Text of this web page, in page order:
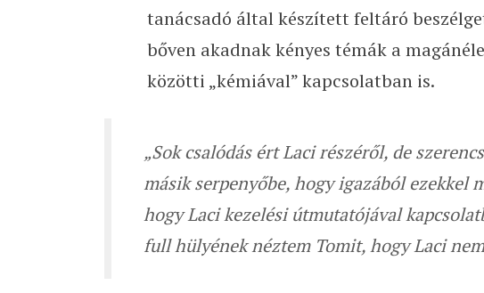
tanácsadó által készített feltáró
bőven akadnak kényes témák a
közötti „kémiával” kapcsolatban is.
„Sok csalódás ért Laci részéről, de
másik serpenyőbe, hogy igazából ezekkel
hogy Laci kezelési útmutatójával
full hülyének néztem Tomit, hogy Laci